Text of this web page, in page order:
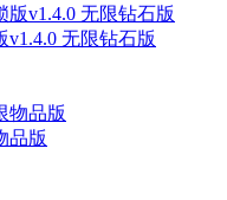
无限钻石版
品版